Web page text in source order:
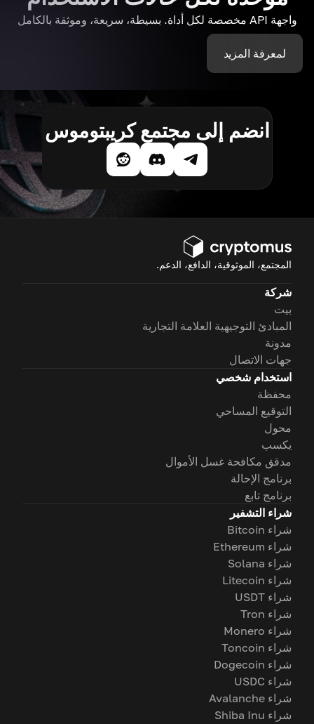
واجهة API مخصصة لكل أداة. بسيطة، سريعة، وموثقة بالكامل
لمعرفة المزيد
انضم إلى مجتمع كريبتوموس
المجتمع، الموثوقية، الدافع، الدعم.
شركة
بيت
المبادئ التوجيهية العلامة التجارية
مدونة
جهات الاتصال
استخدام شخصي
محفظة
التوقيع المساحي
محول
يكسب
مدقق مكافحة غسل الأموال
برنامج الإحالة
برنامج تابع
شراء التشفير
شراء Bitcoin
شراء Ethereum
شراء Solana
شراء Litecoin
شراء USDT
شراء Tron
شراء Monero
شراء Toncoin
شراء Dogecoin
شراء USDC
شراء Avalanche
شراء Shiba Inu